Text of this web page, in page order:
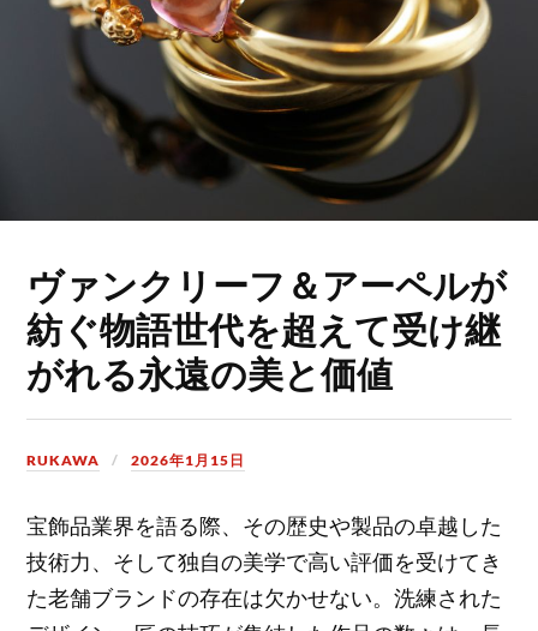
ヴァンクリーフ＆アーペルが
紡ぐ物語世代を超えて受け継
がれる永遠の美と価値
RUKAWA 2026年1月15日
宝飾品業界を語る際、その歴史や製品の卓越した
技術力、そして独自の美学で高い評価を受けてき
た老舗ブランドの存在は欠かせない。洗練された